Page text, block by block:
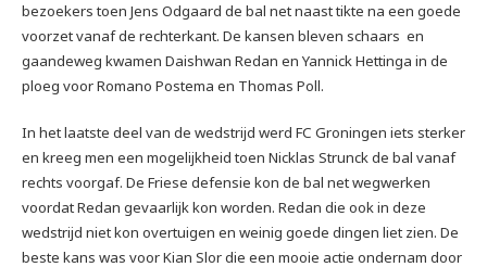
bezoekers toen Jens Odgaard de bal net naast tikte na een goede
voorzet vanaf de rechterkant. De kansen bleven schaars en
gaandeweg kwamen Daishwan Redan en Yannick Hettinga in de
ploeg voor Romano Postema en Thomas Poll.
In het laatste deel van de wedstrijd werd FC Groningen iets sterker
en kreeg men een mogelijkheid toen Nicklas Strunck de bal vanaf
rechts voorgaf. De Friese defensie kon de bal net wegwerken
voordat Redan gevaarlijk kon worden. Redan die ook in deze
wedstrijd niet kon overtuigen en weinig goede dingen liet zien. De
beste kans was voor Kian Slor die een mooie actie ondernam door